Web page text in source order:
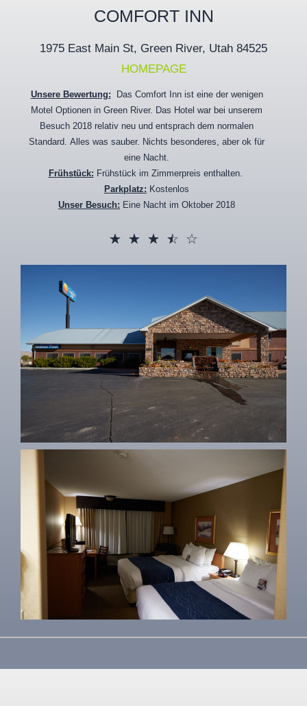
COMFORT INN
1975 East Main St, Green River, Utah 84525
HOMEPAGE
Unsere Bewertung: Das Comfort Inn ist eine der wenigen
Motel Optionen in Green River. Das Hotel war bei unserem
Besuch 2018 relativ neu und entsprach dem normalen
Standard. Alles was sauber. Nichts besonderes, aber ok für
eine Nacht.
Frühstück: Frühstück im Zimmerpreis enthalten.
Parkplatz: Kostenlos
Unser Besuch: Eine Nacht im Oktober 2018
☆ ☆ ☆ ☆ ☆